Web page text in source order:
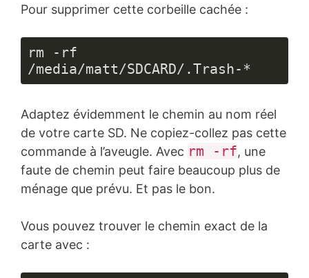
code :
(javascript)
Pour supprimer cette corbeille cachée :
rm -rf
/media/matt/SDCARD/.Trash-*
Adaptez évidemment le chemin au nom réel
de votre carte SD. Ne copiez-collez pas cette
commande à l’aveugle. Avec rm -rf, une
faute de chemin peut faire beaucoup plus de
ménage que prévu. Et pas le bon.
Vous pouvez trouver le chemin exact de la
carte avec :